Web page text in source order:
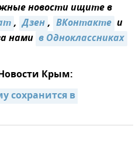
новости ищите в
, Дзен, ВКонтакте и
нами в Одноклассниках
Крым:
сохранится в